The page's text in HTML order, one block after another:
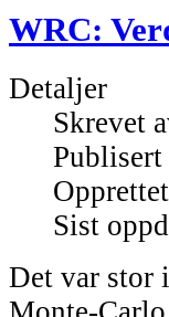
WRC:
Detaljer
Skrevet
Publisert
Sist
Det var stor